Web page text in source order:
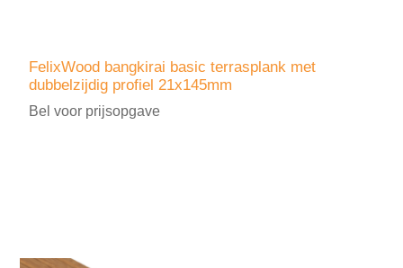
FelixWood bangkirai basic terrasplank met
dubbelzijdig profiel 21x145mm
Bel voor prijsopgave